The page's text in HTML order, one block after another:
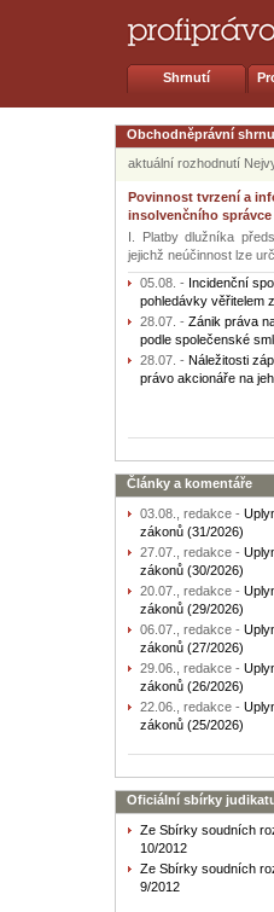
Shrnutí
Obchodněprávní
aktuální rozhodnutí
Povinnost tvrzení a
insolvenčního správce
I. Platby dlužníka
jejichž neúčinnost lze
05.08. - Incidenční
pohledávky věřitelem
28.07. - Zánik práva
podle společenské
28.07. - Náležitosti
právo akcionáře na
Články a komentáře
03.08., redakce -
zákonů (31/2026)
27.07., redakce -
zákonů (30/2026)
20.07., redakce -
zákonů (29/2026)
06.07., redakce -
zákonů (27/2026)
29.06., redakce -
zákonů (26/2026)
22.06., redakce -
zákonů (25/2026)
Oficiální sbírky
Ze Sbírky soudních
10/2012
Ze Sbírky soudních
9/2012